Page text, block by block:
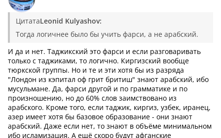
ЦитатаLeonid Kulyashov:
Тогда логичнее было бы учить фарси, а не арабский.
И да и нет. Таджикский это фарси и если разговаривать
только с таджиками, то логично. Киргизский вообще
тюркской группы. Но и те и эти хотя бы из разряда
"Лондон из кэпитал оф грит бритиш" знают арабский, ибо
мусульмане. Да, фарси другой и по грамматике и по
произношению, но до 60% слов заимствовано из
арабского. Кроме того, если таджик, киргиз, узбек, иранец,
азер имеет хотя бы базовое образование - они знают
арабский. Даже если нет, то знают в объёме минимальном
ибо исламизация. А ещё скоро будут афганские